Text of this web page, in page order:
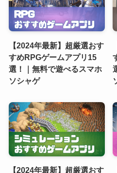
【2024年最新】超厳選おす
すめRPGゲームアプリ15
選！｜無料で遊べるスマホ
ソシャゲ
【2024年最新】超厳選おす